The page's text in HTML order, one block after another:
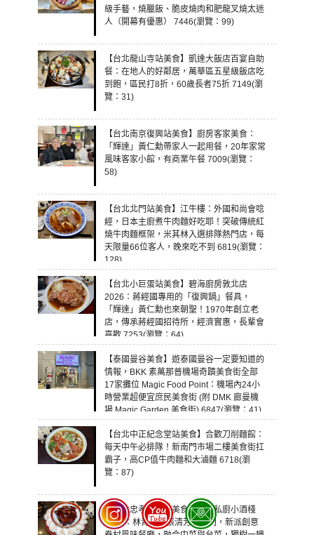
級手藝，燒臘飯、脆皮燒肉和肥龍叉燒太迷
人（開幕有優惠） 7446(瀏覽：99)
【台北龍山寺站美食】凱達大飯店百宴自助
餐：在地人的好鄰居，萬華區五星級飯店吃
到飽，區民打8折，60歲長者75折 7149(瀏
覽：31)
【台北南京復興站美食】廚房客家美食：
「輝達」黃仁勳帶家人一起用餐，20年家常
風味客家小館，有商業午餐 7009(瀏覽：
58)
【台北北門站美食】江牛樓：外國和尚會唸
經，日本主廚煮牛肉麵好吃耶！突破傳統紅
燒牛肉麵框架，米其林入選排隊熱門店，每
天限量66位客人，晚來吃不到 6819(瀏覽：
128)
【台北小巨蛋站美食】碧海廚房敦北店
2026：蔣經國專用的「復興鍋」餐具，
「輝達」黃仁勳也來朝聖！1970年創立老
店，傳承蔣經國招待所，經濟實惠，長輩會
喜歡 7253(瀏覽：64)
【泰國曼谷美食】遊泰國曼谷一定要知道的
情報，BKK 素萬那普機場奇蹟美食街全部
17家攤位 Magic Food Point：機場內24小
時營業超便宜庶民美食街 (附 DMK 廊曼機
場 Magic Garden 美食街) 6847(瀏覽：41)
【台北中正紀念堂站美食】合歡刀削麵館：
每天中午必排隊！新南門市場二樓美食街扛
霸子，高CP值牛肉麵和大滷麵 6718(瀏
覽：87)
【台北忠孝敦化站美食】南村私廚小酒棧
2026：林青霞、張清芳都上門，新派創意